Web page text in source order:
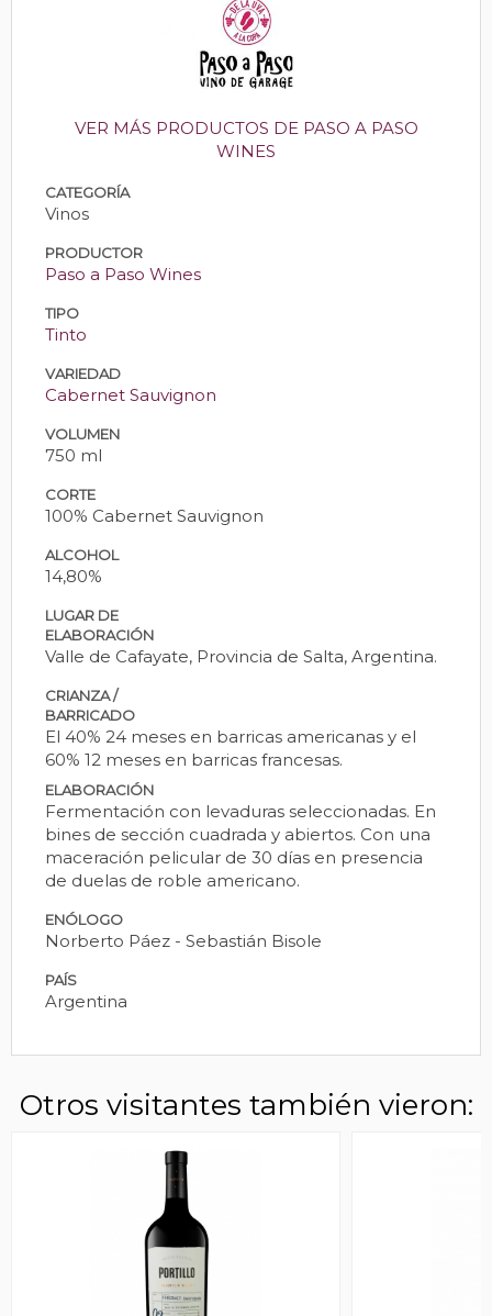
VER MÁS PRODUCTOS DE PASO A PASO
WINES
CATEGORÍA
Vinos
PRODUCTOR
Paso a Paso Wines
TIPO
Tinto
VARIEDAD
Cabernet Sauvignon
VOLUMEN
750 ml
CORTE
100% Cabernet Sauvignon
ALCOHOL
14,80%
LUGAR DE
ELABORACIÓN
Valle de Cafayate, Provincia de Salta, Argentina.
CRIANZA /
BARRICADO
El 40% 24 meses en barricas americanas y el
60% 12 meses en barricas francesas.
ELABORACIÓN
Fermentación con levaduras seleccionadas. En
bines de sección cuadrada y abiertos. Con una
maceración pelicular de 30 días en presencia
de duelas de roble americano.
ENÓLOGO
Norberto Páez - Sebastián Bisole
PAÍS
Argentina
Otros visitantes también vieron: